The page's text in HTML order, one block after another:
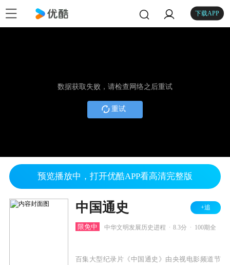
下载APP
数据获取失败，请检查网络之后重试
重试
预览播放中，打开优酷APP看高清完整版
中国通史 +追
限免中 中华文明发展历史进程 8.3分 100期全
百集大型纪录片《中国通史》由央视电影频道节